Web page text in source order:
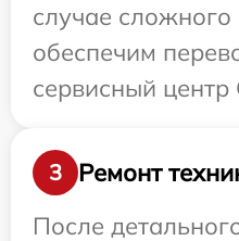
случае
обеспечим
сервисный центр
3
Ремонт
После